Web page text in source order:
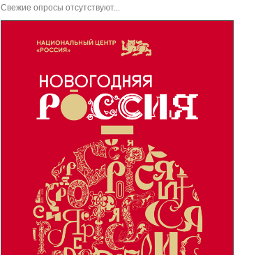
Свежие опросы отсутствуют...